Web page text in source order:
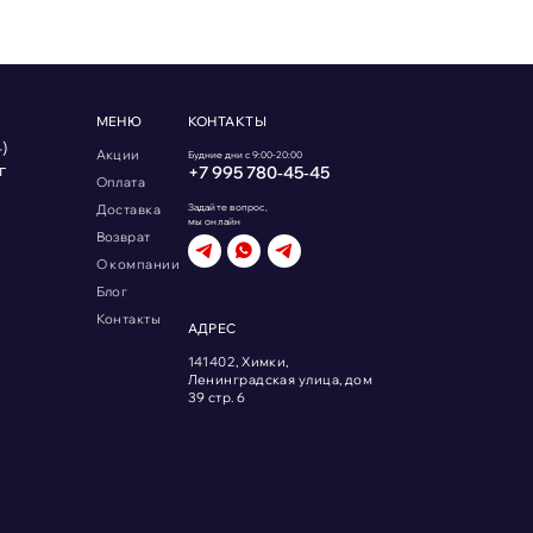
МЕНЮ
Акции
Оплата
Доставка
Возврат
О компании
Блог
Контакты
КОНТАКТЫ
Будние дни с 9:00-20:00
+7 995 780‑45‑45
Задайте вопрос,
мы онлайн
АДРЕС
141402, Химки,
Ленинградская улица, дом
39 стр. 6